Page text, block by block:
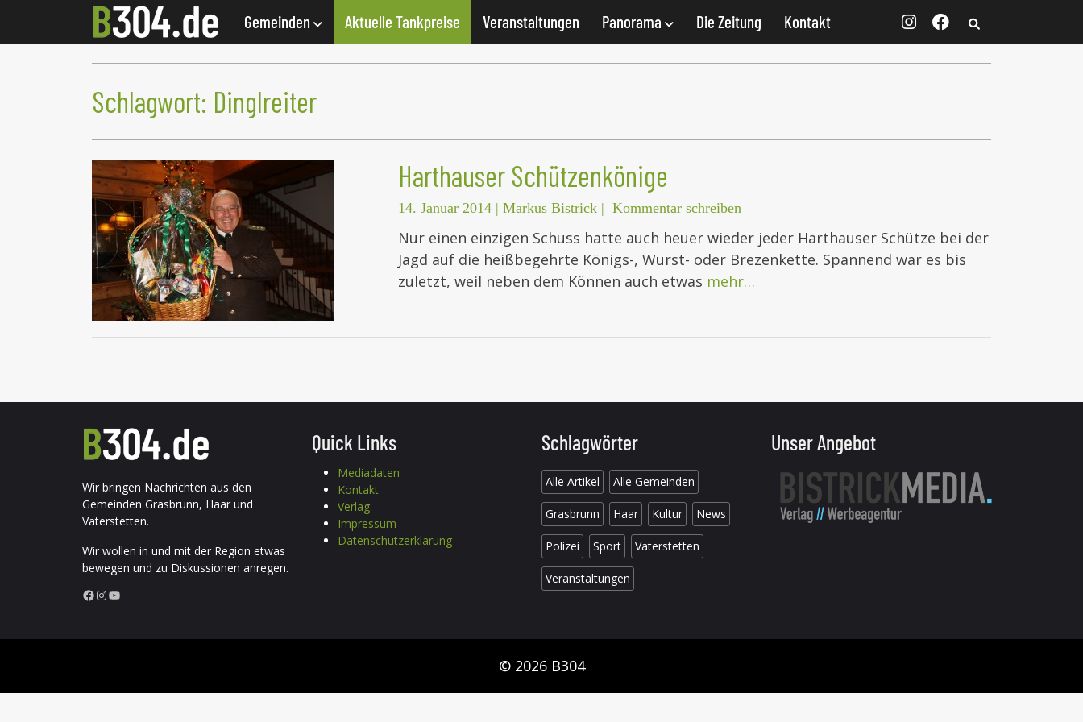
Gemeinden Aktuelle Tankpreise Veranstaltungen Panorama Die Zeitung Kontakt
Schlagwort: Dinglreiter
Harthauser Schützenkönige
14. Januar 2014 | Markus Bistrick | Kommentar schreiben
Nur einen einzigen Schuss hatte auch heuer wieder jeder Harthauser Schütze bei der
Jagd auf die heißbegehrte Königs-, Wurst- oder Brezenkette. Spannend war es bis
zuletzt, weil neben dem Können auch etwas mehr…
Wir bringen Nachrichten aus den
Gemeinden Grasbrunn, Haar und
Vaterstetten.
Wir wollen in und mit der Region etwas
bewegen und zu Diskussionen anregen.
Facebook InstagramYouTube
Quick Links
Mediadaten
Kontakt
Verlag
Impressum
Datenschutzerklärung
Schlagwörter
Alle Artikel Alle Gemeinden
Grasbrunn Haar Kultur News
Polizei Sport Vaterstetten
Veranstaltungen
Unser Angebot
© 2026 B304